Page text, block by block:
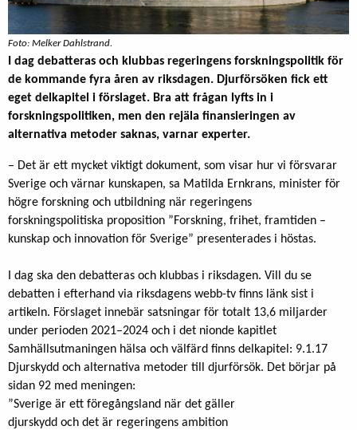
Foto: Melker Dahlstrand.
I dag debatteras och klubbas regeringens forskningspolitik för
de kommande fyra åren av riksdagen. Djurförsöken fick ett
eget delkapitel i förslaget. Bra att frågan lyfts in i
forskningspolitiken, men den rejäla finansieringen av
alternativa metoder saknas, varnar experter.
– Det är ett mycket viktigt dokument, som visar hur vi försvarar
Sverige och värnar kunskapen, sa Matilda Ernkrans, minister för
högre forskning och utbildning när regeringens
forskningspolitiska proposition ”Forskning, frihet, framtiden –
kunskap och innovation för Sverige” presenterades i höstas.
I dag ska den debatteras och klubbas i riksdagen. Vill du se
debatten i efterhand via riksdagens webb-tv finns länk sist i
artikeln. Förslaget innebär satsningar för totalt 13,6 miljarder
under perioden 2021–2024 och i det nionde kapitlet
Samhällsutmaningen hälsa och välfärd finns delkapitel: 9.1.17
Djurskydd och alternativa metoder till djurförsök. Det börjar på
sidan 92 med meningen:
”Sverige är ett föregångsland när det gäller
djurskydd och det är regeringens ambition